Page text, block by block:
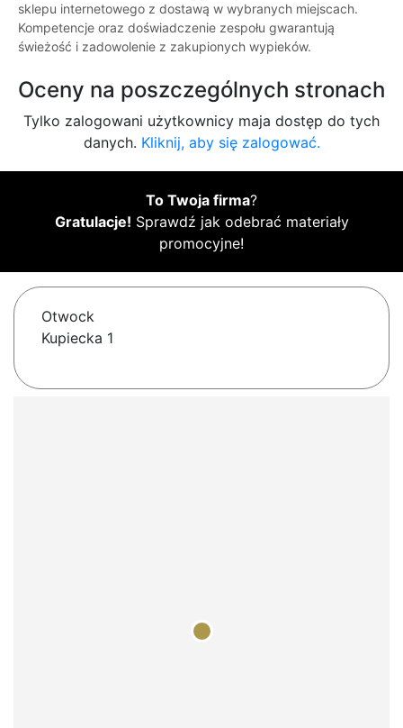
sklepu internetowego z dostawą w wybranych miejscach.
Kompetencje oraz doświadczenie zespołu gwarantują
świeżość i zadowolenie z zakupionych wypieków.
Oceny na poszczególnych stronach
Tylko zalogowani użytkownicy maja dostęp do tych
danych. Kliknij, aby się zalogować.
To Twoja firma?
Gratulacje! Sprawdź jak odebrać materiały
promocyjne!
Otwock
Kupiecka 1